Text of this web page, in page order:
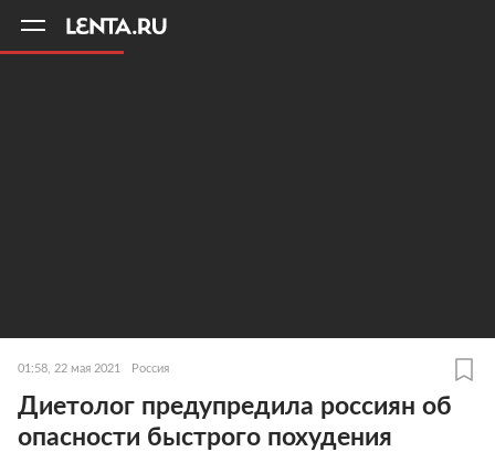
01:58, 22 мая 2021 Россия
Диетолог предупредила россиян об
опасности быстрого похудения